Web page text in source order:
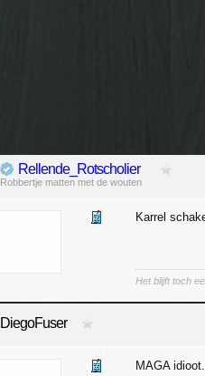
Rellende_Rotscholier
Robbertje matten met de wouten
Karrel
Het blijft toch
DiegoFuser
MAGA idioot.